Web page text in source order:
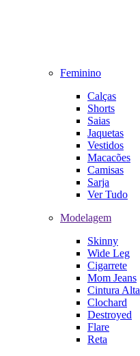
Feminino
Calças
Shorts
Saias
Jaquetas
Vestidos
Macacões
Camisas
Sarja
Ver Tudo
Modelagem
Skinny
Wide Leg
Cigarrete
Mom Jeans
Cintura Alta
Clochard
Destroyed
Flare
Reta